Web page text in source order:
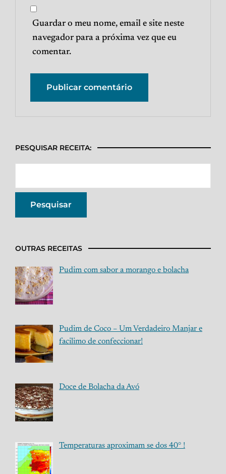
Guardar o meu nome, email e site neste
navegador para a próxima vez que eu
comentar.
PESQUISAR RECEITA:
OUTRAS RECEITAS
Pudim com sabor a morango e bolacha
Pudim de Coco – Um Verdadeiro Manjar e
facilimo de confeccionar!
Doce de Bolacha da Avó
Temperaturas aproximam se dos 40° !